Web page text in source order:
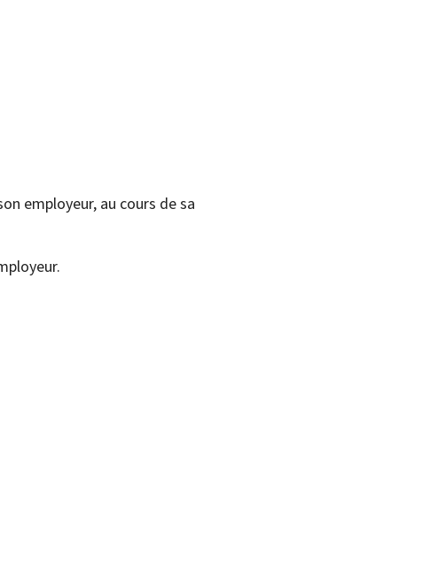
employeur, au cours de sa